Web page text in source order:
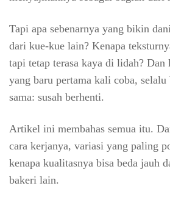
Tapi apa sebenarnya yang bikin
dari kue-kue lain? Kenapa
tapi tetap terasa kaya di lidah? Dan
yang baru pertama kali coba,
sama: susah berhenti.
Artikel ini membahas semua itu.
cara kerjanya, variasi yang paling
kenapa kualitasnya bisa beda jauh
bakeri lain.